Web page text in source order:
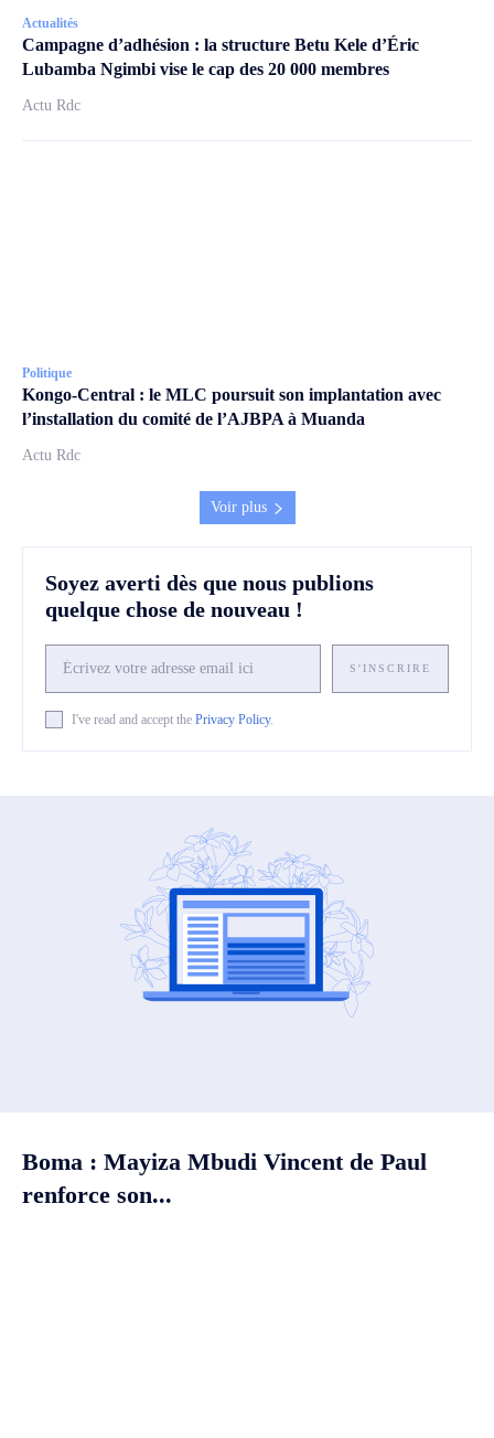
Actualités
Campagne d’adhésion : la structure Betu Kele d’Éric
Lubamba Ngimbi vise le cap des 20 000 membres
Actu Rdc
Politique
Kongo-Central : le MLC poursuit son implantation avec
l’installation du comité de l’AJBPA à Muanda
Actu Rdc
Voir plus
Soyez averti dès que nous publions
quelque chose de nouveau !
S'INSCRIRE
I've read and accept the Privacy Policy.
Boma : Mayiza Mbudi Vincent de Paul
renforce son...